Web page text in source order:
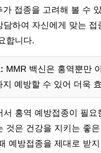
가 접종을 고려해 볼 수
담하여 자신에게 맞는 접
합니다.
MMR 백신은 홍역뿐만
지 예방할 수 있어 더욱
서 홍역 예방접종이 필요
것은 건강을 지키는 좋
예방접종을 제대로 받